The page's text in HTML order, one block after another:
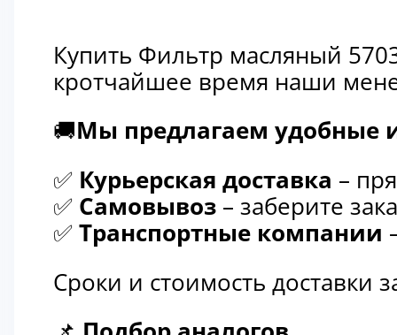
Купить Фильтр масляный
кротчайшее время наши
🚚Мы предлагаем удобные
✅ Курьерская доставка –
✅ Самовывоз – заберите
✅ Транспортные компании
Сроки и стоимость доставки